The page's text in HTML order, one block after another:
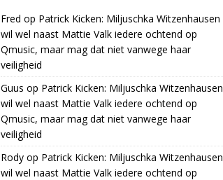
Fred op Patrick Kicken: Miljuschka Witzenhausen
wil wel naast Mattie Valk iedere ochtend op
Qmusic, maar mag dat niet vanwege haar
veiligheid
Guus op Patrick Kicken: Miljuschka Witzenhausen
wil wel naast Mattie Valk iedere ochtend op
Qmusic, maar mag dat niet vanwege haar
veiligheid
Rodyop Patrick Kicken: Miljuschka Witzenhausen
wil wel naast Mattie Valk iedere ochtend op